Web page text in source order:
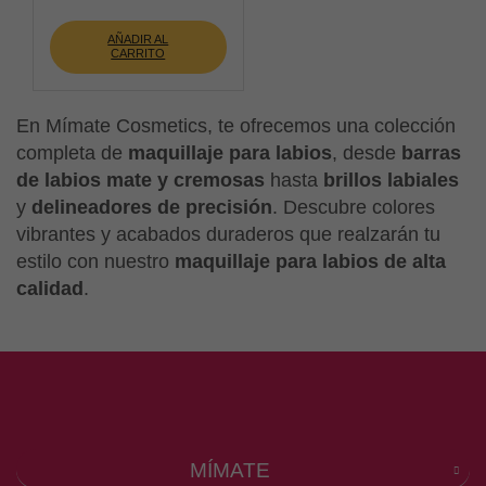
AÑADIR AL
CARRITO
En Mímate Cosmetics, te ofrecemos una colección
completa de maquillaje para labios, desde barras
de labios mate y cremosas hasta brillos labiales
y delineadores de precisión. Descubre colores
vibrantes y acabados duraderos que realzarán tu
estilo con nuestro maquillaje para labios de alta
calidad .
MÍMATE